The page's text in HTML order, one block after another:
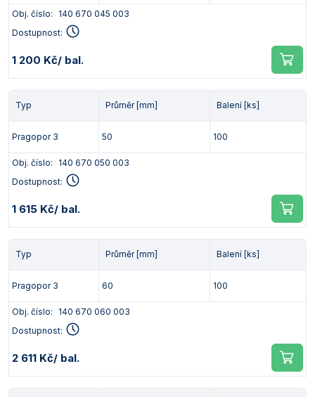
Obj. číslo:
140 670 045 003
Dostupnost:
1 200 Kč/ bal.
Typ Průměr [mm] Balení [ks]
Pragopor 3 50 100
Obj. číslo:
140 670 050 003
Dostupnost:
1 615 Kč/ bal.
Typ Průměr [mm] Balení [ks]
Pragopor 3 60 100
Obj. číslo:
140 670 060 003
Dostupnost:
2 611 Kč/ bal.